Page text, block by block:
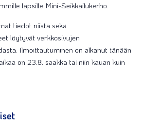
lapsille Mini-Seikkailukerho.
tiedot niistä sekä
löytyvät verkkosivujen
Ilmoittautuminen on alkanut tänään
on 23.8. saakka tai niin kauan kuin